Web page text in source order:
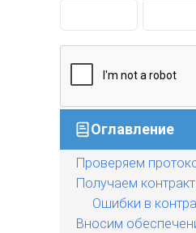
Оглавление
Проверяем
Получаем
Ошибки в
Вносим